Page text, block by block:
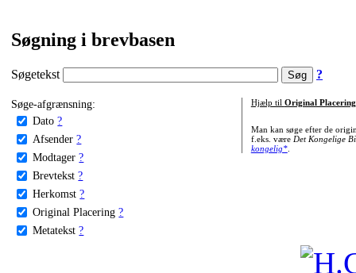
Søgning i brevbasen
Søgetekst ?
Søge-afgrænsning:
Dato ?
Afsender ?
Modtager ?
Brevtekst ?
Herkomst ?
Original Placering ?
Metatekst ?
Hjælp til Original Placering
Man kan søge efter de
f.eks. være Det Kongelige
kongelig*.